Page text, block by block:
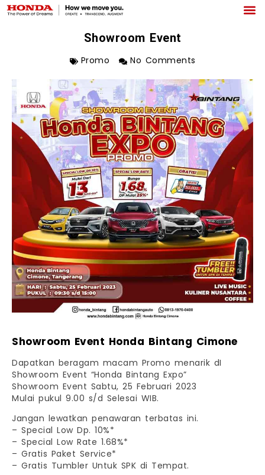
Showroom Event
Promo No Comments
Showroom Event Honda Bintang Cimone
Dapatkan beragam macam Promo menarik dI
Showroom Event “Honda Bintang Expo”
Showroom Event Sabtu, 25 Februari 2023
Mulai pukul 9.00 s/d Selesai WIB.
Jangan lewatkan penawaran terbatas ini.
– Special Low Dp. 10%*
– Special Low Rate 1.68%*
– Gratis Paket Service*
– Gratis Tumbler Untuk SPK di Tempat.